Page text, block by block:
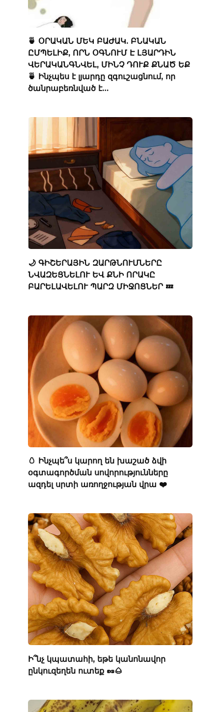
🍵 ՕՐԱԿԱՆ ՄԵԿ ԲԱԺԱԿ. ԲՆԱԿԱՆ
ԸՄՊԵԼԻՔ, ՈՐՆ ՕԳՆՈՒՄ Է ԼՅԱՐԴԻՆ
ՎԵՐԱԿԱՆԳՆՎԵԼ, ՄԻՆՉ ԴՈՒՔ ՔՆԱԾ ԵՔ
🍵 Ինչպես է լյարդը զգուշացնում, որ
ծանրաբեռնված է…
🌙 ԳԻՇԵՐԱՅԻՆ ԶԱՐԹՆՈՒՄՆԵՐԸ
ՆՎԱԶԵՑՆԵԼՈՒ ԵՎ ՔՆԻ ՈՐԱԿԸ
ԲԱՐԵԼԱՎԵԼՈՒ ՊԱՐԶ ՄԻՋՈՑՆԵՐ 💤
🥚 Ինչպե՞ս կարող են խաշած ձվի
օգտագործման սովորությունները
ազդել սրտի առողջության վրա ❤️
Ի՞նչ կպատահի, եթե կանոնավոր
ընկուզեղեն ուտեք 🥜🌰